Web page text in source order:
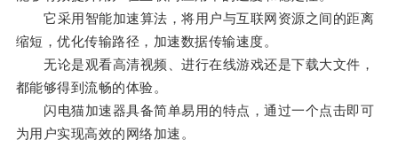
它采用智能加速算法，将用户与互联网资源之间的距离
缩短，优化传输路径，加速数据传输速度。
无论是观看高清视频、进行在线游戏还是下载大文件，
都能够得到流畅的体验。
闪电猫加速器具备简单易用的特点，通过一个点击即可
为用户实现高效的网络加速。